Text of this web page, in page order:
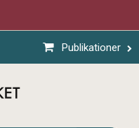
Publikationer